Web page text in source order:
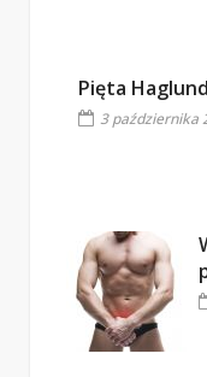
Pięta
3 października